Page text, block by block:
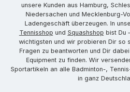
unsere Kunden aus Hamburg,
Niedersachen und Mecklenburg-
Ladengeschäft überzeugen. In
Tennisshop und Squashshop bist Du
wichtigsten und wir probieren Dir so
Fragen zu beantworten und Dir
Equipment zu finden. Wir
Sportartikeln an alle Badminton-,
in ganz